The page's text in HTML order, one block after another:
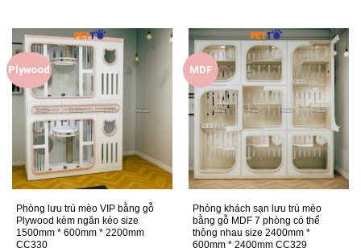
Plywood
Phòng lưu trú mèo VIP bằng gỗ
Plywood kèm ngăn kéo size
1500mm * 600mm * 2200mm
CC330
MDF
Phòng khách sạn lưu trú mèo
bằng gỗ MDF 7 phòng có thể
thông nhau size 2400mm *
600mm * 2400mm CC329